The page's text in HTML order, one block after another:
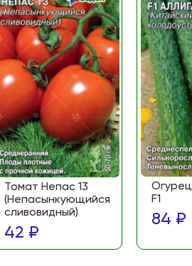
Томат Непас 13
(Непасынкующийся
сливовидный)
42 ₽
F1
84 ₽